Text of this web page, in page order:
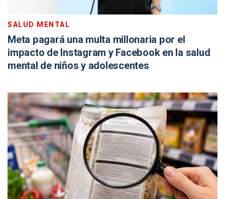
SALUD MENTAL
Meta pagará una multa millonaria por el
impacto de Instagram y Facebook en la salud
mental de niños y adolescentes